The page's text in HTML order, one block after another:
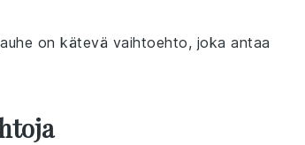
on kätevä vaihtoehto, joka antaa